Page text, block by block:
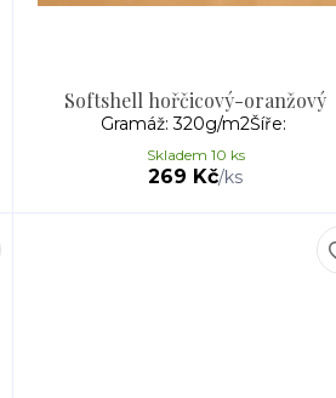
Softshell hořčicový-oranžový
Gramáž: 320g/m2Šíře:
269 Kč/ks
Skladem 10 ks